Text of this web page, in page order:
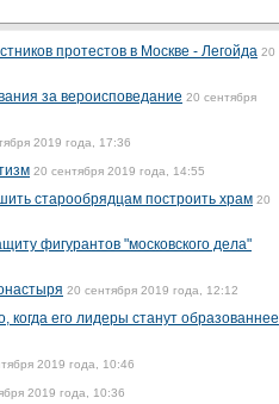
протестов в Москве - Легойда 20
за вероисповедание 20 сентября
2019 года, 17:36
20 сентября 2019 года, 14:55
старообрядцам построить храм 20
фигурантов "московского дела"
20 сентября 2019 года, 12:12
его лидеры станут образованнее
2019 года, 10:46
2019 года, 10:36